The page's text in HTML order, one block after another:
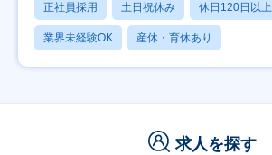
正社員採用 土日祝休み 休日120日以上
業界未経験OK 産休・育休あり
求人を探す